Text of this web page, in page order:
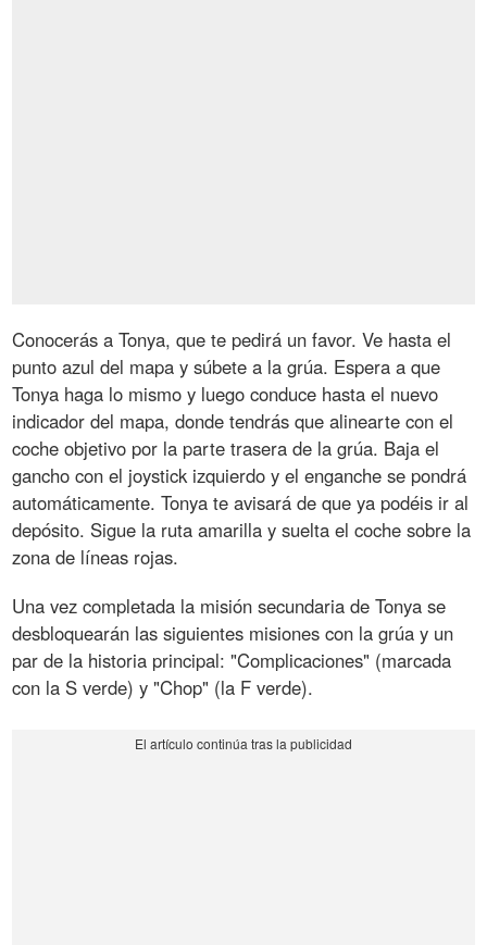
Conocerás a Tonya, que te pedirá un favor. Ve hasta el
punto azul del mapa y súbete a la grúa. Espera a que
Tonya haga lo mismo y luego conduce hasta el nuevo
indicador del mapa, donde tendrás que alinearte con el
coche objetivo por la parte trasera de la grúa. Baja el
gancho con el joystick izquierdo y el enganche se pondrá
automáticamente. Tonya te avisará de que ya podéis ir al
depósito. Sigue la ruta amarilla y suelta el coche sobre la
zona de líneas rojas.
Una vez completada la misión secundaria de Tonya se
desbloquearán las siguientes misiones con la grúa y un
par de la historia principal: "Complicaciones" (marcada
con la S verde) y "Chop" (la F verde).